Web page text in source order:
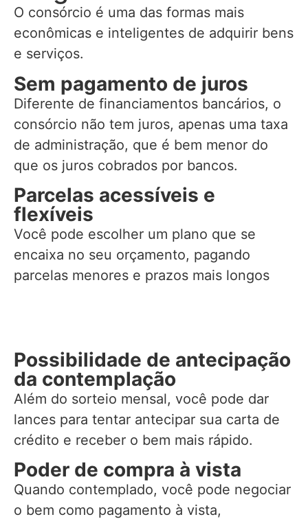
O consórcio é uma das formas mais
econômicas e inteligentes de adquirir bens
e serviços.
Sem pagamento de juros
Diferente de financiamentos bancários, o
consórcio não tem juros, apenas uma taxa
de administração, que é bem menor do
que os juros cobrados por bancos.
Parcelas acessíveis e
flexíveis
Você pode escolher um plano que se
encaixa no seu orçamento, pagando
parcelas menores e prazos mais longos
Possibilidade de antecipação
da contemplação
Além do sorteio mensal, você pode dar
lances para tentar antecipar sua carta de
crédito e receber o bem mais rápido.
Poder de compra à vista
Quando contemplado, você pode negociar
o bem como pagamento à vista,